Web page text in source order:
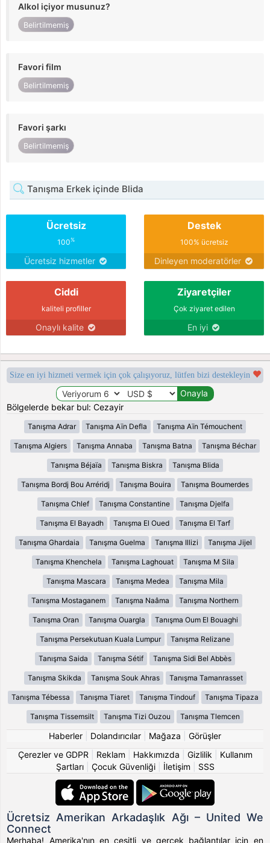
Alkol içiyor musunuz?
Belirtilmemiş
Favori film
Belirtilmemiş
Favori şarkı
Belirtilmemiş
Tanışma Erkek içinde Blida
Ücretsiz
100%
Ücretsiz hizmetler
Destek
100% ücretsiz
Dinleyen moderatörler
Ciddi
kaliteli profiller
Onaylı kalite
Ziyaretçiler
Çok ziyaret edilen
En iyi
Size en iyi hizmeti vermek için çok çalışıyoruz, lütfen bizi destekleyin
Bölgelerde bekar bul: Cezayir
Tanışma Adrar Tanışma Aïn Defla Tanışma Aïn Témouchent
Tanışma Algiers Tanışma Annaba Tanışma Batna Tanışma Béchar
Tanışma Béjaïa Tanışma Biskra Tanışma Blida
Tanışma Bordj Bou Arréridj Tanışma Bouira Tanışma Boumerdes
Tanışma Chlef Tanışma Constantine Tanışma Djelfa
Tanışma El Bayadh Tanışma El Oued Tanışma El Tarf
Tanışma Ghardaia Tanışma Guelma Tanışma Illizi Tanışma Jijel
Tanışma Khenchela Tanışma Laghouat Tanışma M Sila
Tanışma Mascara Tanışma Medea Tanışma Mila
Tanışma Mostaganem Tanışma Naâma Tanışma Northern
Tanışma Oran Tanışma Ouargla Tanışma Oum El Bouaghi
Tanışma Persekutuan Kuala Lumpur Tanışma Relizane
Tanışma Saida Tanışma Sétif Tanışma Sidi Bel Abbès
Tanışma Skikda Tanışma Souk Ahras Tanışma Tamanrasset
Tanışma Tébessa Tanışma Tiaret Tanışma Tindouf Tanışma Tipaza
Tanışma Tissemsilt Tanışma Tizi Ouzou Tanışma Tlemcen
Haberler Dolandırıcılar Mağaza
Görüşler
Çerezler ve GDPR
Reklam Hakkımızda Gizlilik
Kullanım
Şartları| Çocuk Güvenliği| İletişim SSS
Ücretsiz Amerikan Arkadaşlık Ağı – United We
Connect
Merhaba! Amerika'nın en çeşitli ve gerçek bağlantılar için en